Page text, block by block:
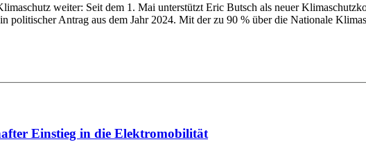
weiter: Seit dem 1. Mai unterstützt Eric Butsch als neuer
politischer Antrag aus dem Jahr 2024. Mit der zu 90 % über die Nationale
Einstieg in die Elektromobilität